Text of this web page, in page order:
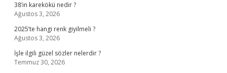
38’in karekökü nedir ?
Ağustos 3, 2026
2025’te hangi renk giyilmeli ?
Ağustos 3, 2026
İşle ilgili güzel sözler nelerdir ?
Temmuz 30, 2026